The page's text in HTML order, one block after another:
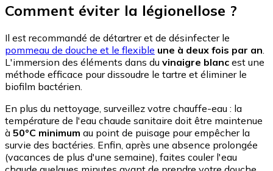
Comment éviter la légionellose ?
Il est recommandé de détartrer et de désinfecter le
pommeau de douche et le flexible une à deux fois par an
L'immersion des éléments dans du vinaigre blanc est une
méthode efficace pour dissoudre le tartre et éliminer le
biofilm bactérien.
En plus du nettoyage, surveillez votre chauffe-eau : la
température de l'eau chaude sanitaire doit être maintenue
à 50°C minimum au point de puisage pour empêcher la
survie des bactéries. Enfin, après une absence prolongée
(vacances de plus d'une semaine), faites couler l'eau